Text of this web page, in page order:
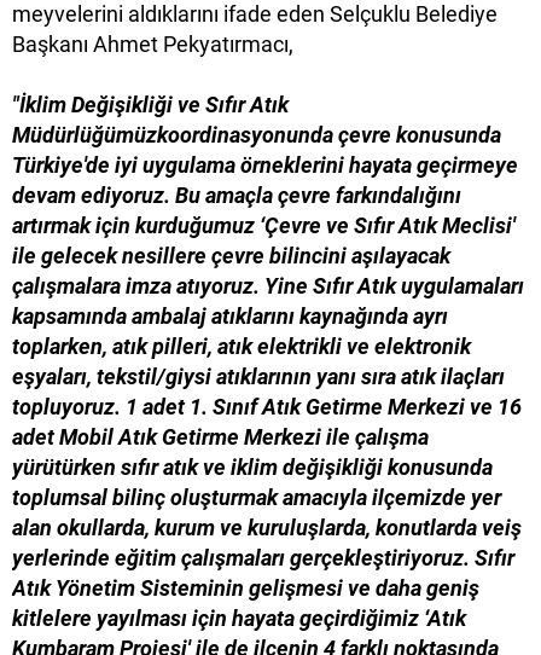
meyvelerini aldıklarını ifade eden Selçuklu Belediye
Başkanı Ahmet Pekyatırmacı,
"İklim Değişikliği ve Sıfır Atık
Müdürlüğümüzkoordinasyonunda çevre konusunda
Türkiye'de iyi uygulama örneklerini hayata geçirmeye
devam ediyoruz. Bu amaçla çevre farkındalığını
artırmak için kurduğumuz ‘Çevre ve Sıfır Atık Meclisi'
ile gelecek nesillere çevre bilincini aşılayacak
çalışmalara imza atıyoruz. Yine Sıfır Atık uygulamaları
kapsamında ambalaj atıklarını kaynağında ayrı
toplarken, atık pilleri, atık elektrikli ve elektronik
eşyaları, tekstil/giysi atıklarının yanı sıra atık ilaçları
topluyoruz. 1 adet 1. Sınıf Atık Getirme Merkezi ve 16
adet Mobil Atık Getirme Merkezi ile çalışma
yürütürken sıfır atık ve iklim değişikliği konusunda
toplumsal bilinç oluşturmak amacıyla ilçemizde yer
alan okullarda, kurum ve kuruluşlarda, konutlarda veiş
yerlerinde eğitim çalışmaları gerçekleştiriyoruz. Sıfır
Atık Yönetim Sisteminin gelişmesi ve daha geniş
kitlelere yayılması için hayata geçirdiğimiz ‘Atık
Kumbaram Projesi' ile de ilçenin 4 farklı noktasında